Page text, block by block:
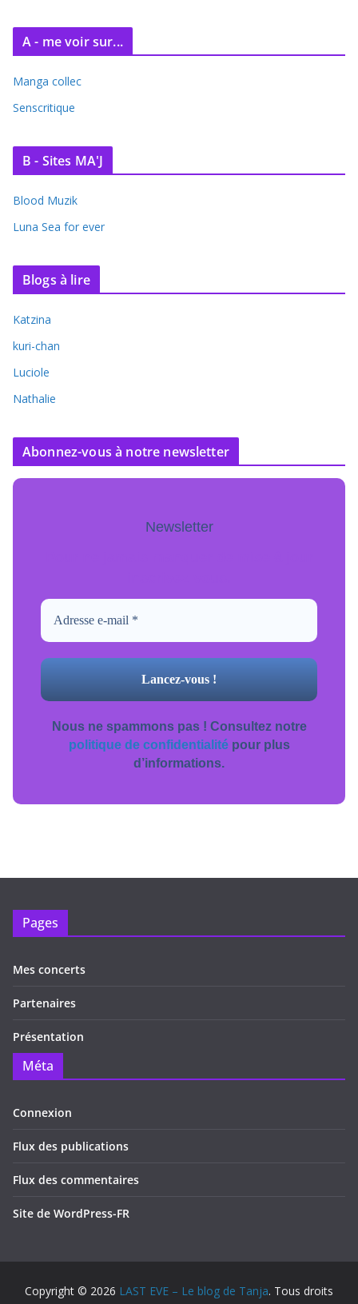
A - me voir sur...
Manga collec
Senscritique
B - Sites MA'J
Blood Muzik
Luna Sea for ever
Blogs à lire
Katzina
kuri-chan
Luciole
Nathalie
Abonnez-vous à notre newsletter
Newsletter
Nous ne spammons pas ! Consultez notre
politique de confidentialitépour plus
d’informations.
Pages
Mes concerts
Partenaires
Présentation
Méta
Connexion
Flux des publications
Flux des commentaires
Site de WordPress-FR
Copyright © 2026 LAST EVE – Le blog de Tanja. Tous droits